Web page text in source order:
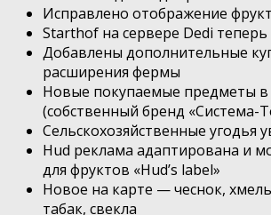
Исправлено отображение
Starthof на сервере Dedi
Добавлены дополнительные
расширения фермы
Новые покупаемые предметы в
(собственный бренд «Система-
Сельскохозяйственные угодья
Hud реклама адаптирована и
для фруктов «Hud’s label»
Новое на карте — чеснок,
табак, свекла